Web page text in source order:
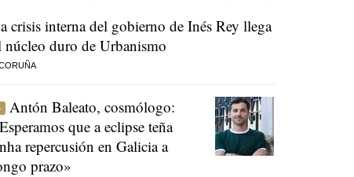
crisis interna del gobierno de Inés Rey llega
núcleo duro de Urbanismo
Antón Baleato, cosmólogo:
que a eclipse teña
repercusión en Galicia a
prazo»